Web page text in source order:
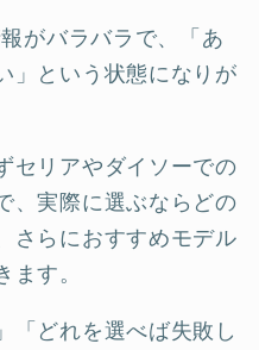
がバラバラで、「あ
」という状態になりが
セリアやダイソーでの
、実際に選ぶならどの
さらにおすすめモデル
す。
「どれを選べば失敗し